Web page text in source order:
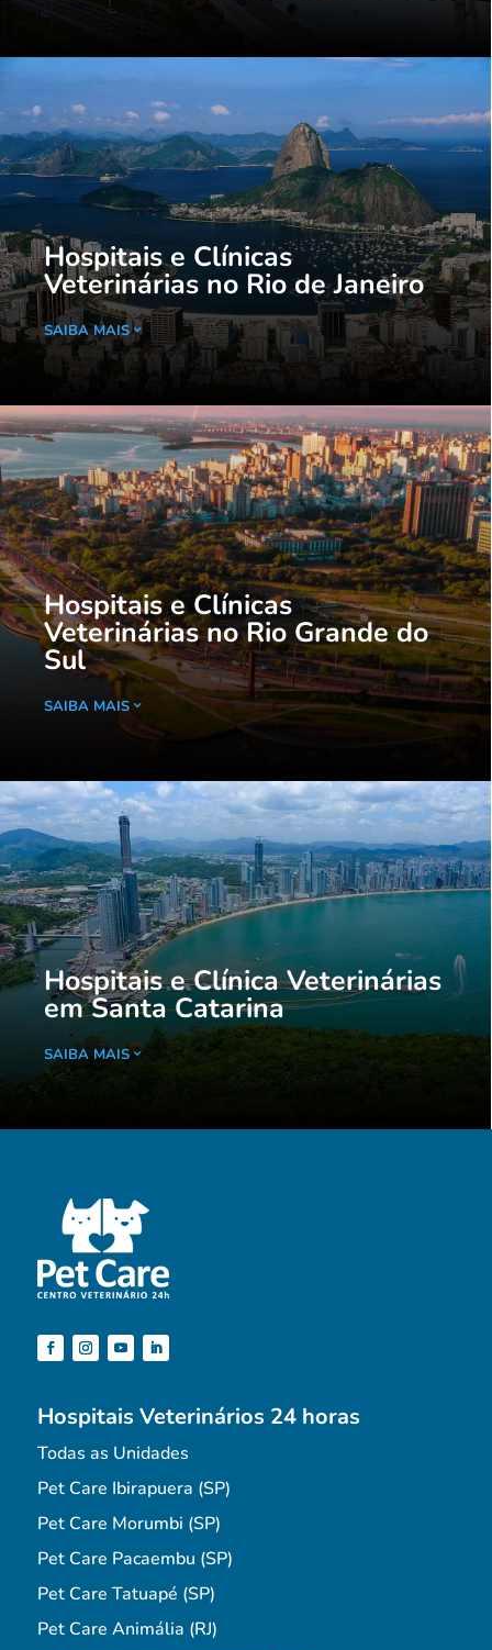
Hospitais e Clínicas
Veterinárias no Rio de Janeiro
SAIBA MAIS
Hospitais e Clínicas
Veterinárias no Rio Grande do
Sul
SAIBA MAIS
Hospitais e Clínica Veterinárias
em Santa Catarina
SAIBA MAIS
Hospitais Veterinários 24 horas
Todas as Unidades
Pet Care Ibirapuera (SP)
Pet Care Morumbi (SP)
Pet Care Pacaembu (SP)
Pet Care Tatuapé (SP)
Pet Care Animália (RJ)